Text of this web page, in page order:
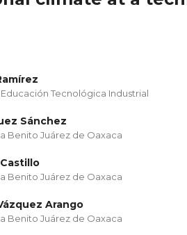
Tecnológica Industrial
Sánchez
Benito Juárez de Oaxaca
Benito Juárez de Oaxaca
Arango
Benito Juárez de Oaxaca